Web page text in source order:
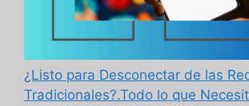
¿Listo para Desconectar de las
Tradicionales?.Todo lo que